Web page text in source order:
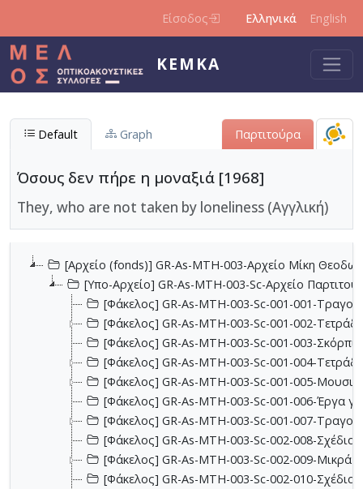
Είσοδος Ελληνικά English
ΚΕΜΚΑ
Default Graph Παρτιτούρα
Όσους δεν πήρε η μοναξιά [1968]
They, who are not taken by loneliness (Αγγλική)
[Αρχείο (fonds)] GR-As-MTH-003-Αρχείο Μίκη
[Υπο-Αρχείο] GR-As-MTH-003-Sc-Αρχείο
[Φάκελος] GR-As-MTH-003-Sc-001-001-
[Φάκελος] GR-As-MTH-003-Sc-001-002-
[Φάκελος] GR-As-MTH-003-Sc-001-003-
[Φάκελος] GR-As-MTH-003-Sc-001-004-
[Φάκελος] GR-As-MTH-003-Sc-001-005-
[Φάκελος] GR-As-MTH-003-Sc-001-006-Έργα
[Φάκελος] GR-As-MTH-003-Sc-001-007-
[Φάκελος] GR-As-MTH-003-Sc-002-008-
[Φάκελος] GR-As-MTH-003-Sc-002-009-Μικρά
[Φάκελος] GR-As-MTH-003-Sc-002-010-